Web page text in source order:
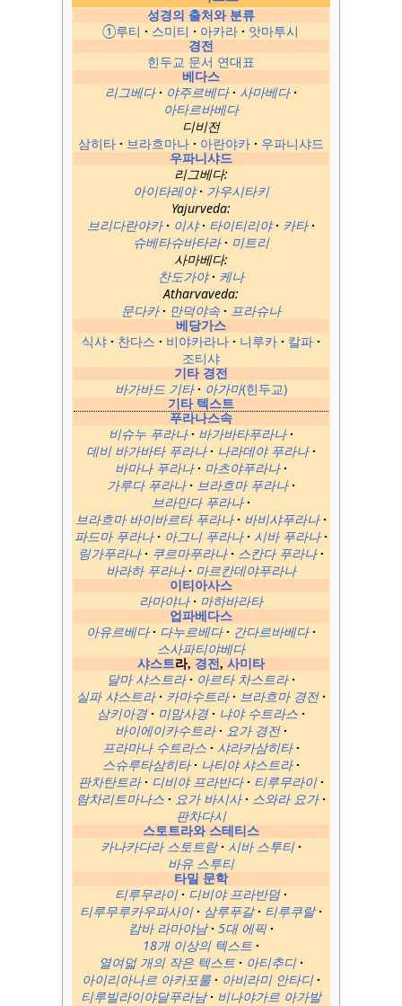
성경의 출처와 분류
①루티 스미티 아카라 앗마투시
경전
힌두교 문서 연대표
베다스
리그베다 야주르베다
사마베다
아타르바베다
디비전
삼히타
브라흐마나 아란야카 우파니샤드
우파니샤드
리그베다:
아이타레야
가우시타키
Yajurveda:
브리다란야카
이샤 타이티리야
카타
슈베타슈바타라
미트리
사마베다:
찬도가야
케나
Atharvaveda:
문다카
만덕야속 프라슈나
베당가스
식샤 찬다스 비야카라나 니루카
칼파
조티샤
기타 경전
바가바드 기타 아가마(힌두교)
기타 텍스트
푸라나스속
비슈누 푸라나
바가바타푸라나
데비 바가바타 푸라나
나라데야 푸라나
바마나 푸라나
마츠야푸라나
가루다 푸라나
브라흐마 푸라나
브라만다 푸라나
브라흐마 바이바르타 푸라나
바비샤푸라나
파드마 푸라나
아그니 푸라나
시바 푸라나
링가푸라나
쿠르마푸라나
스칸다 푸라나
바라하 푸라나
마르칸데야푸라나
이티아사스
라마야나 마하바라타
업파베다스
아유르베다 다누르베다
간다르바베다
스사파티야베다
샤스트라, 경전, 사미타
달마 샤스트라
아르타 차스트라
실파 샤스트라
카마수트라
브라흐마 경전
삼키아경
미맘사경
냐야 수트라스
바이에이카수트라
요가 경전
프라마나 수트라스
샤라카삼히타
스슈루타삼히타
나티야 샤스트라
판차탄트라
디비야 프라반다
티루무라이
람차리트마나스
요가 바시사
스와라 요가
판차다시
스토트라와 스테티스
카나카다라 스토트람
시바 스투티
바유 스투티
타밀 문학
티루무라이
디비야 프라반덤
티루무루카우파사이
삼루푸갈
티루쿠랄
캄바 라마야남
5대 에픽
18개 이상의 텍스트
열여덟 개의 작은 텍스트
아티추디
아이리아나르 아카포룰
아비라미 안타디
티루빌라이야달푸라남
비나야가르 아가발